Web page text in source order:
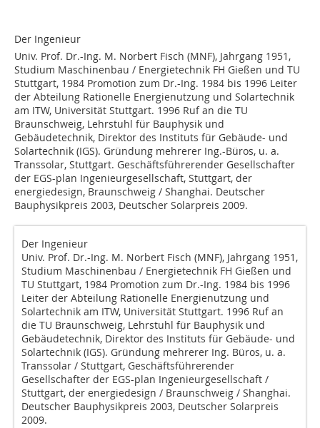
Der Ingenieur
Univ. Prof. Dr.-Ing. M. Norbert Fisch (MNF), Jahrgang 1951,
Studium Maschinenbau / Energietechnik FH Gießen und TU
Stuttgart, 1984 Promotion zum Dr.-Ing. 1984 bis 1996 Leiter
der Abteilung Rationelle Energienutzung und Solartechnik
am ITW, Universität Stuttgart. 1996 Ruf an die TU
Braunschweig, Lehrstuhl für Bauphysik und
Gebäudetechnik, Direktor des Instituts für Gebäude- und
Solartechnik (IGS). Gründung mehrerer Ing.-Büros, u. a.
Transsolar, Stuttgart. Geschäftsführerender Gesellschafter
der EGS-plan Ingenieurgesellschaft, Stuttgart, der
energiedesign, Braunschweig / Shanghai. Deutscher
Bauphysikpreis 2003, Deutscher Solarpreis 2009.
Der Ingenieur
Univ. Prof. Dr.-Ing. M. Norbert Fisch (MNF), Jahrgang 1951,
Studium Maschinenbau / Energietechnik FH Gießen und
TU Stuttgart, 1984 Promotion zum Dr.-Ing. 1984 bis 1996
Leiter der Abteilung Rationelle Energienutzung und
Solartechnik am ITW, Universität Stuttgart. 1996 Ruf an
die TU Braunschweig, Lehrstuhl für Bauphysik und
Gebäudetechnik, Direktor des Instituts für Gebäude- und
Solartechnik (IGS). Gründung mehrerer Ing. Büros, u. a.
Transsolar / Stuttgart, Geschäftsführerender
Gesellschafter der EGS-plan Ingenieurgesellschaft /
Stuttgart, der energiedesign / Braunschweig / Shanghai.
Deutscher Bauphysikpreis 2003, Deutscher Solarpreis
2009.